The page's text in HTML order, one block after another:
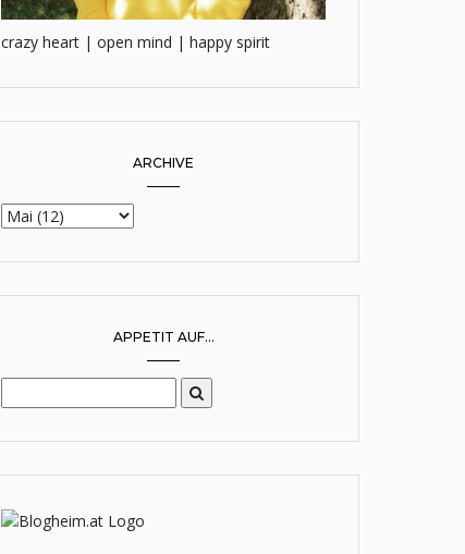
crazy heart | open mind | happy spirit
ARCHIVE
APPETIT AUF...